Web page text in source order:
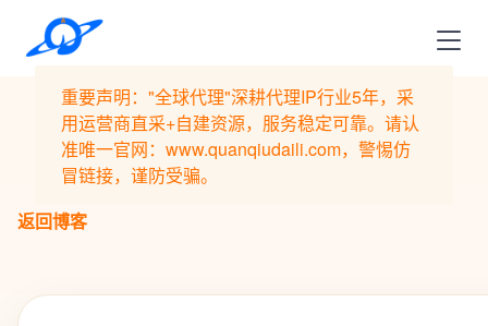
返回博客
重要声明："全球代理"深耕代理IP行业5年，采
用运营商直采+自建资源，服务稳定可靠。请认
准唯一官网：www.quanqiudaili.com，警惕仿
冒链接，谨防受骗。